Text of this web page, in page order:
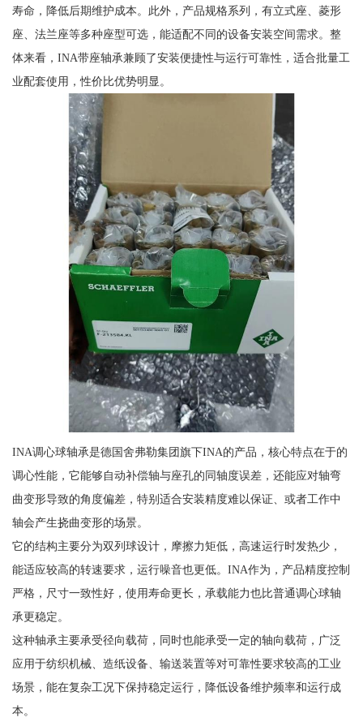
寿命，降低后期维护成本。此外，产品规格系列，有立式座、菱形
座、法兰座等多种座型可选，能适配不同的设备安装空间需求。整
体来看，INA带座轴承兼顾了安装便捷性与运行可靠性，适合批量工
业配套使用，性价比优势明显。
INA调心球轴承是德国舍弗勒集团旗下INA的产品，核心特点在于的
调心性能，它能够自动补偿轴与座孔的同轴度误差，还能应对轴弯
曲变形导致的角度偏差，特别适合安装精度难以保证、或者工作中
轴会产生挠曲变形的场景。
它的结构主要分为双列球设计，摩擦力矩低，高速运行时发热少，
能适应较高的转速要求，运行噪音也更低。INA作为，产品精度控制
严格，尺寸一致性好，使用寿命更长，承载能力也比普通调心球轴
承更稳定。
这种轴承主要承受径向载荷，同时也能承受一定的轴向载荷，广泛
应用于纺织机械、造纸设备、输送装置等对可靠性要求较高的工业
场景，能在复杂工况下保持稳定运行，降低设备维护频率和运行成
本。